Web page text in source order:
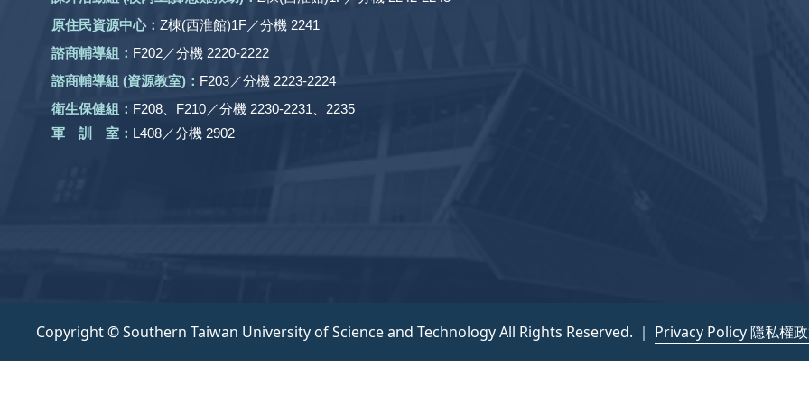
原住民資源中心： Z棟(西淮館)1F／分機 2241
諮商輔導組： F202／分機 2220-2222
諮商輔導組 (資源教室)： F203／分機 2223-2224
衛生保健組： F208、F210／分機 2230-2231、2235
軍 訓 室： L408／分機 2902
Copyright © Southern Taiwan University of Science and Technology All Rights Reserved. ｜ Privacy Policy 隱私權